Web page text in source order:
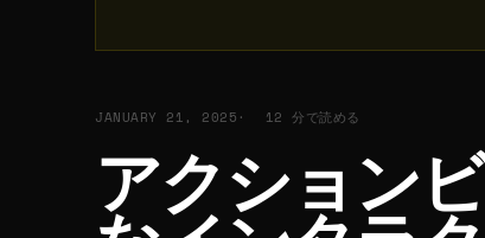
JANUARY 21, 2025 12 分で読める
アクション